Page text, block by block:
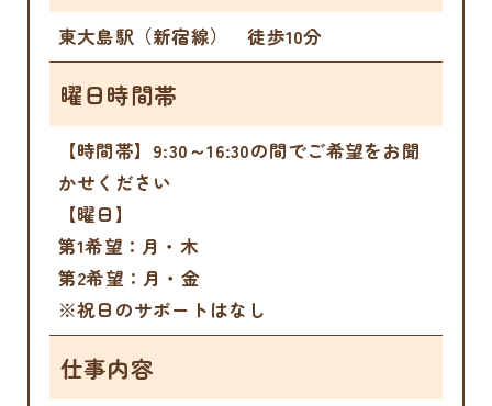
東大島駅（新宿線） 徒歩10分
曜日時間帯
【時間帯】9:30～16:30の間でご希望をお聞
かせください
【曜日】
第1希望：月・木
第2希望：月・金
※祝日のサポートはなし
仕事内容